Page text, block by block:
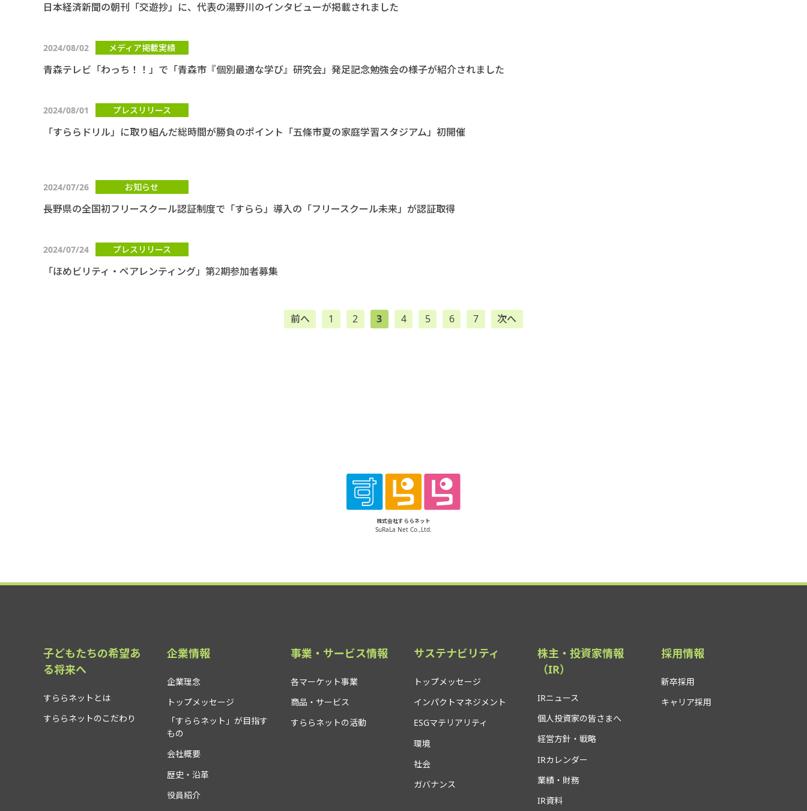
日本経済新聞の朝刊「交遊抄」に、代表の湯野川のインタビューが掲載されました
2024/08/02 メディア掲載実績
青森テレビ「わっち！！」で「青森市『個別最適な学び』研究会」発足記念勉強会の様子が紹介されました
2024/08/01 プレスリリース
「すららドリル」に取り組んだ総時間が勝負のポイント「五條市夏の家庭学習スタジアム」初開催
2024/07/26 お知らせ
長野県の全国初フリースクール認証制度で「すらら」導入の「フリースクール未来」が認証取得
2024/07/24 プレスリリース
「ほめビリティ・ペアレンティング」第2期参加者募集
前へ 1 2 3 4 5 6 7 次へ
株式会社すららネット
SuRaLa Net Co.,Ltd.
子どもたちの希望あ
る将来へ
すららネットとは
すららネットのこだわり
企業情報
企業理念
トップメッセージ
「すららネット」が目指す
もの
会社概要
歴史・沿革
役員紹介
事業・サービス情報
各マーケット事業
商品・サービス
すららネットの活動
サステナビリティ
トップメッセージ
インパクトマネジメント
ESGマテリアリティ
環境
社会
ガバナンス
株主・投資家情報
（IR）
IRニュース
個人投資家の皆さまへ
経営方針・戦略
IRカレンダー
業績・財務
IR資料
採用情報
新卒採用
キャリア採用